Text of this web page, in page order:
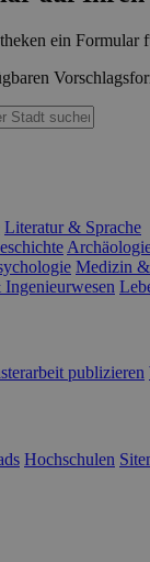
ein
Literatur & Sprache
Medizin
publizieren
Hochschulen